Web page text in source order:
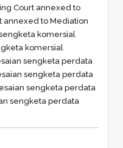
Court annexed to
annexed to Mediation
komersial
komersial
sengketa perdata
sengketa perdata
sengketa perdata
sengketa perdata